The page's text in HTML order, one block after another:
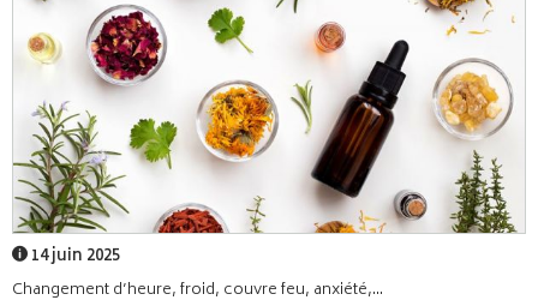
14 juin 2025
Changement d’heure, froid, couvre feu, anxiété,...